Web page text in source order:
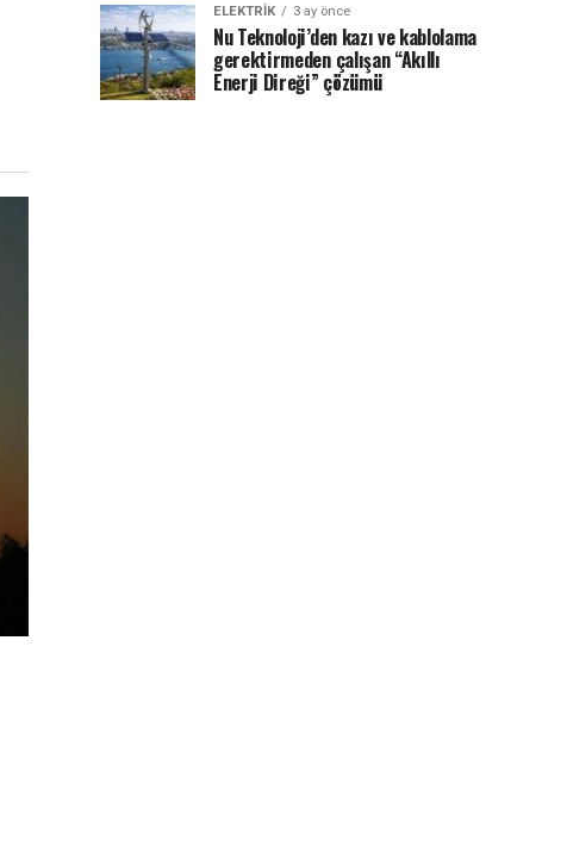
ELEKTRİK 3 ay önce
Nu Teknoloji’den kazı ve kablolama
gerektirmeden çalışan “Akıllı
Enerji Direği” çözümü